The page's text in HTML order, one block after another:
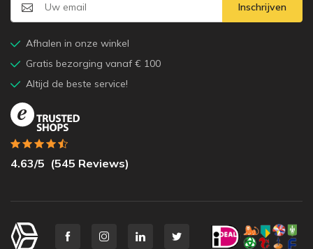
Inschrijven
Afhalen in onze winkel
Gratis bezorging vanaf € 100
Altijd de beste service!
4.63/5 (545 Reviews)